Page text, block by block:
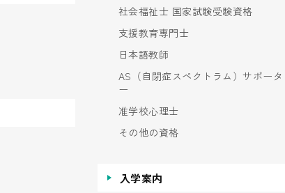
社会福祉士 国家試験受験資格
支援教育専門士
日本語教師
AS（自閉症スペクトラム）サポータ
ー
准学校心理士
その他の資格
入学案内